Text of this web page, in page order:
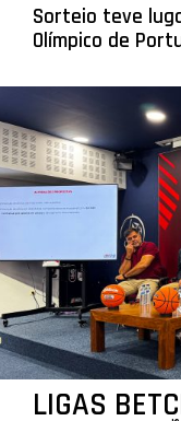
Sorteio teve
Olímpico de
LIGAS